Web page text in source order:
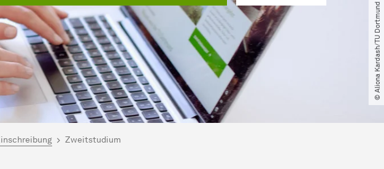
© Aliona Kardash​/​TU Dortmund
Zweitstudium